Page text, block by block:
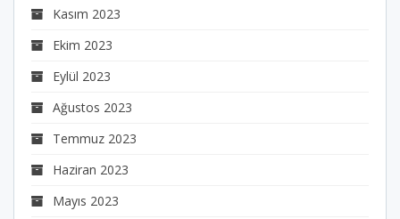
Kasım 2023
Ekim 2023
Eylül 2023
Ağustos 2023
Temmuz 2023
Haziran 2023
Mayıs 2023